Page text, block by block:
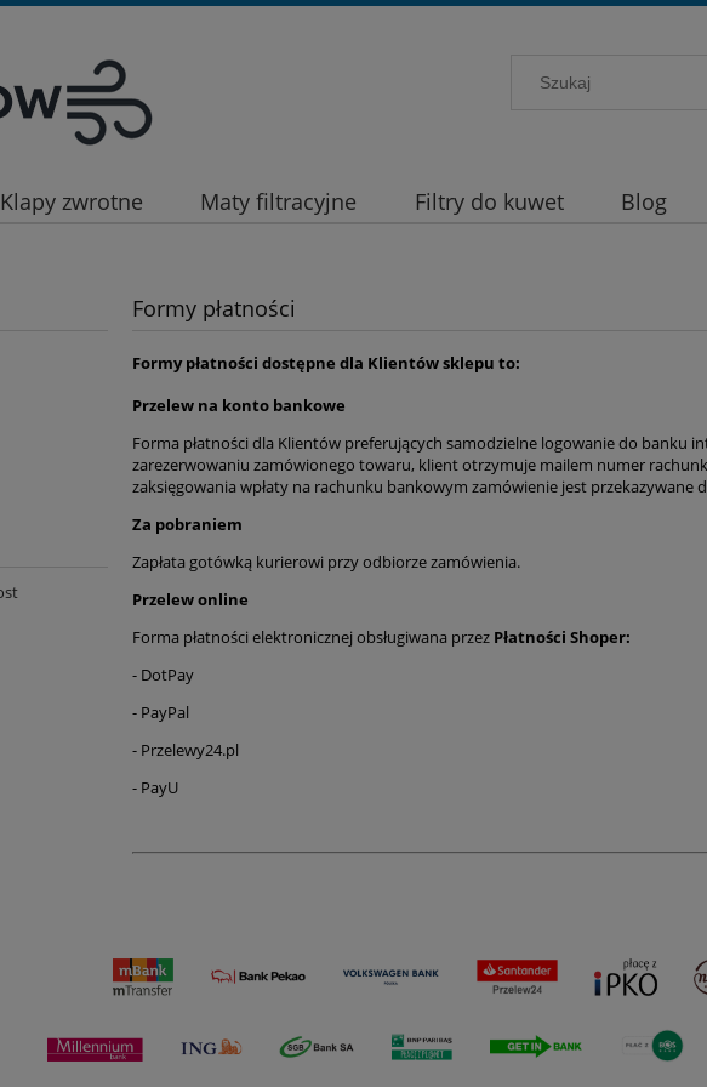
Klapy zwrotne Maty filtracyjne Filtry do kuwet Blog
Formy płatności
Formy płatności dostępne dla Klientów sklepu to:
Przelew na konto bankowe
Forma płatności dla Klientów preferujących samodzielne logowanie do banku
zarezerwowaniu zamówionego towaru, klient otrzymuje mailem numer
zaksięgowania wpłaty na rachunku bankowym zamówienie jest przekazywane
Za pobraniem
Zapłata gotówką kurierowi przy odbiorze zamówienia.
Przelew online
Forma płatności elektronicznej obsługiwana przez Płatności Shoper:
- DotPay
- PayPal
- Przelewy24.pl
- PayU